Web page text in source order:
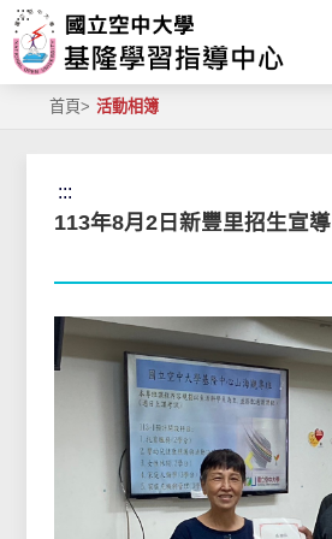
跳到主要內容區塊
:::
首頁> 活動相簿
:::
113年8月2日新豐里招生宣導